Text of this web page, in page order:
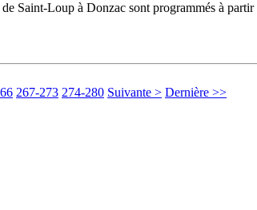
Saint-Loup à Donzac sont programmés à
267-273 274-280 Suivante > Dernière >>